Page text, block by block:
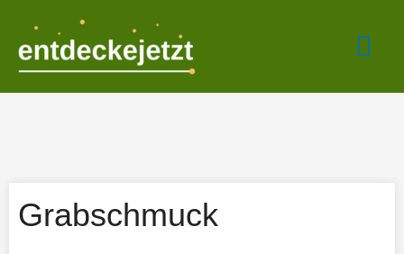
springen
Grabschmuck